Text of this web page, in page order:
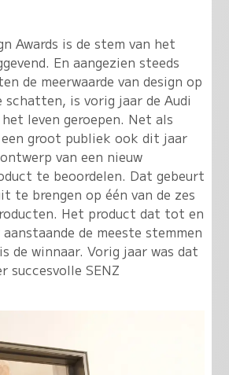
Awards is de stem van het
En aangezien steeds
de meerwaarde van design op
schatten, is vorig jaar de Audi
leven geroepen. Net als
groot publiek ook dit jaar
van een nieuw
te beoordelen. Dat gebeurt
te brengen op één van de zes
Het product dat tot en
de meeste stemmen
de winnaar. Vorig jaar was dat
succesvolle SENZ